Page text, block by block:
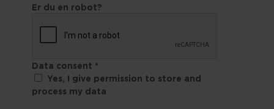
Er du en robot?
Data consent *
Yes, I give permission to store and
process my data